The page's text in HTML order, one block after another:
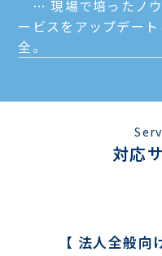
… 現場で培ったノ
ービスをアップデー
全。
対応
【 法人全般向